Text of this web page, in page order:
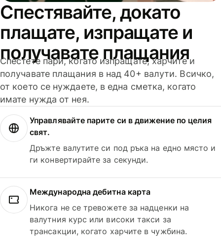
Спестявайте, докато
плащате, изпращате и
получавате плащания
Спестете пари, когато изпращате, харчите и
получавате плащания в над 40+ валути. Всичко,
от което се нуждаете, в една сметка, когато
имате нужда от нея.
Управлявайте парите си в движение по целия
свят.
Дръжте валутите си под ръка на едно място и
ги конвертирайте за секунди.
Международна дебитна карта
Никога не се тревожете за надценки на
валутния курс или високи такси за
трансакции, когато харчите в чужбина.